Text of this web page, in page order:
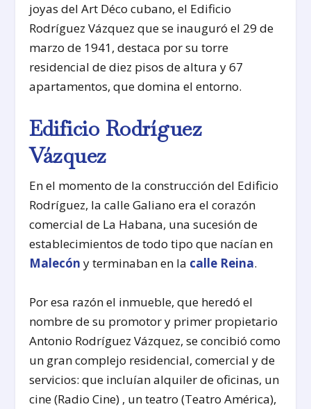
joyas del Art Déco cubano, el Edificio
Rodríguez Vázquez que se inauguró el 29 de
marzo de 1941, destaca por su torre
residencial de diez pisos de altura y 67
apartamentos, que domina el entorno.
Edificio Rodríguez
Vázquez
En el momento de la construcción del Edificio
Rodríguez, la calle Galiano era el corazón
comercial de La Habana, una sucesión de
establecimientos de todo tipo que nacían en
Malecón y terminaban en la calle Reina.
Por esa razón el inmueble, que heredó el
nombre de su promotor y primer propietario
Antonio Rodríguez Vázquez, se concibió como
un gran complejo residencial, comercial y de
servicios: que incluían alquiler de oficinas, un
cine (Radio Cine) , un teatro (Teatro América),